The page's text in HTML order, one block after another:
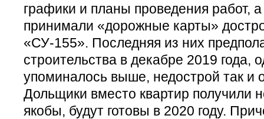
графики и планы проведения работ,
принимали «дорожные карты»
«СУ-155». Последняя из них
строительства в декабре 2019 года,
упоминалось выше, недострой так и
Дольщики вместо квартир получили
якобы, будут готовы в 2020 году.